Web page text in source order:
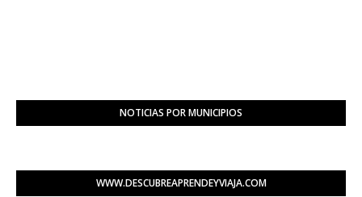
NOTICIAS POR MUNICIPIOS
WWW.DESCUBREAPRENDEYVIAJA.COM